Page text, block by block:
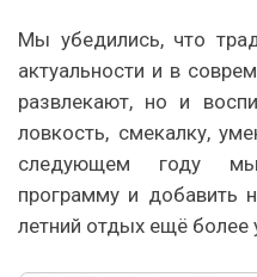
Мы убедились, что
актуальности и в
развлекают, но и
ловкость, смекалку,
следующем году мы
программу и добавить
летний отдых ещё более